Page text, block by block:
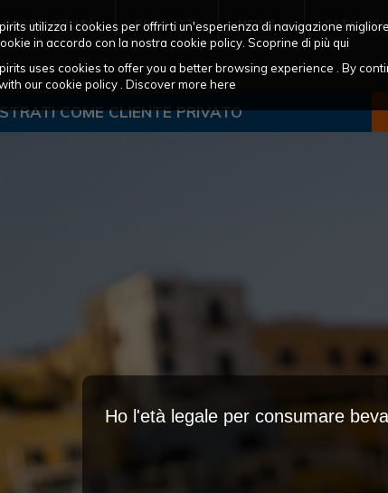
utilizza i cookies per offrirti un'esperienza di navigazione
in accordo con la nostra cookie policy. Scoprine di più qui
uses cookies to offer you a better browsing experience . By
our cookie policy . Discover more here
SOSTENIBILITÀ PRODOTTI NEWS CATALOGHI
COME CLIENTE PRIVATO
Ho l'età legale per consumare